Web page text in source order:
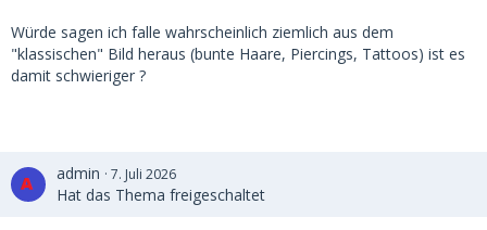
Würde sagen ich falle wahrscheinlich ziemlich aus dem
"klassischen" Bild heraus (bunte Haare, Piercings, Tattoos) ist es
damit schwieriger ?
admin 7. Juli 2026
Hat das Thema freigeschaltet